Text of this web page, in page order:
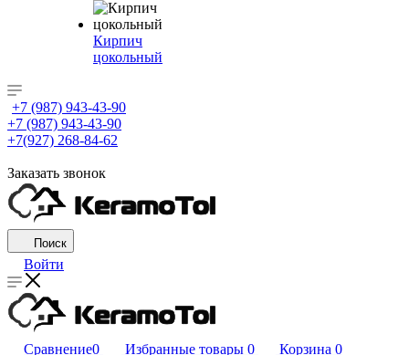
Кирпич
цокольный
+7 (987) 943-43-90
+7 (987) 943-43-90
+7(927) 268-84-62
Заказать звонок
Поиск
Войти
Сравнение0 Избранные товары 0 Корзина 0